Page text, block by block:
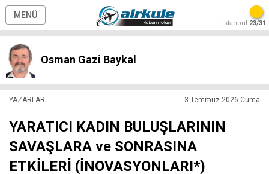
MENÜ
İstanbul 23/31
Osman Gazi Baykal
YAZARLAR 3 Temmuz 2026 Cuma
YARATICI KADIN BULUŞLARININ
SAVAŞLARA ve SONRASINA
ETKİLERİ (İNOVASYONLARI*)